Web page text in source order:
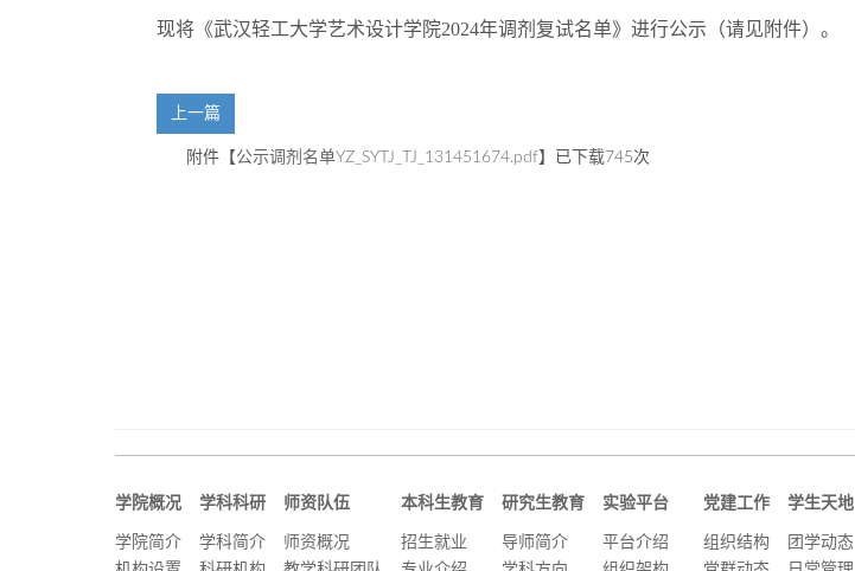
现将《武汉轻工大学艺术设计学院2024年调剂复试名单》进行公示（请见附件）。
上一篇
附件【 公示调剂名单YZ_SYTJ_TJ_131451674.pdf】已下载745次
学院概况
学院简介
学科科研
学科简介
师资队伍
师资概况
本科生教育
招生就业
研究生教育
导师简介
实验平台
平台介绍
党建工作
组织结构
学生天地
团学动态